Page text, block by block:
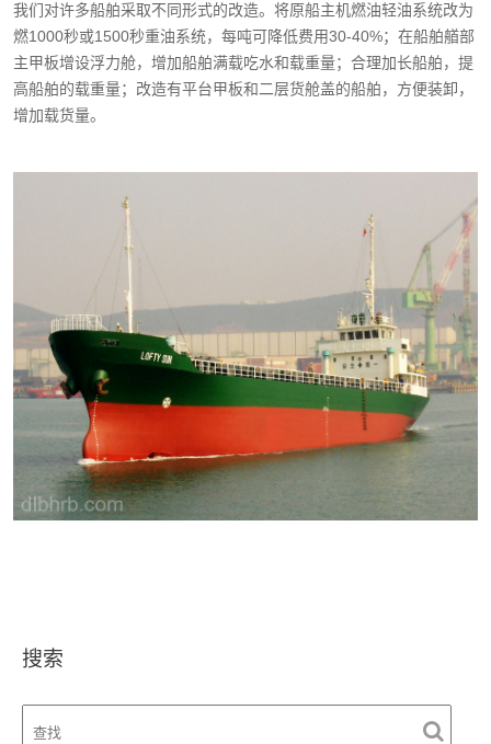
我们对许多船舶采取不同形式的改造。将原船主机燃油轻油系统改为
燃1000秒或1500秒重油系统，每吨可降低费用30-40%；在船舶艏部
主甲板增设浮力舱，增加船舶满载吃水和载重量；合理加长船舶，提
高船舶的载重量；改造有平台甲板和二层货舱盖的船舶，方便装卸，
增加载货量。
搜索